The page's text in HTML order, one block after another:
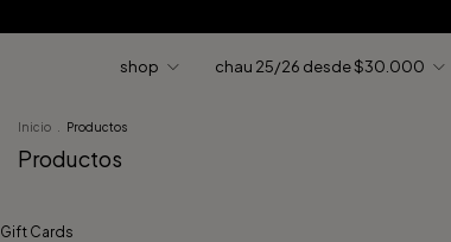
shop chau 25/26 desde $30.000
Inicio Productos
Productos
Gift Cards